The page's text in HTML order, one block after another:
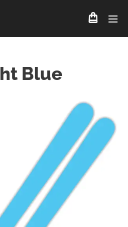
Blue